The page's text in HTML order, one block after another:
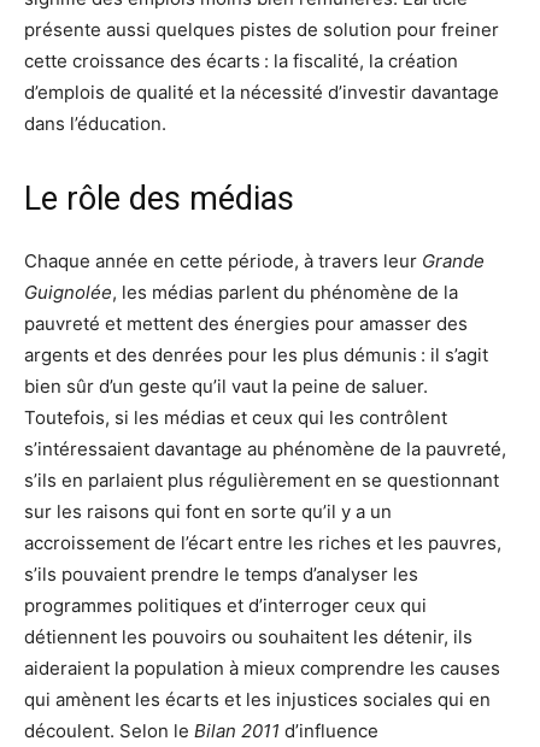
présente aussi quelques pistes de solution pour freiner
cette croissance des écarts : la fiscalité, la création
d’emplois de qualité et la nécessité d’investir davantage
dans l’éducation.
Le rôle des médias
Chaque année en cette période, à travers leur Grande
Guignolée, les médias parlent du phénomène de la
pauvreté et mettent des énergies pour amasser des
argents et des denrées pour les plus démunis : il s’agit
bien sûr d’un geste qu’il vaut la peine de saluer.
Toutefois, si les médias et ceux qui les contrôlent
s’intéressaient davantage au phénomène de la pauvreté,
s’ils en parlaient plus régulièrement en se questionnant
sur les raisons qui font en sorte qu’il y a un
accroissement de l’écart entre les riches et les pauvres,
s’ils pouvaient prendre le temps d’analyser les
programmes politiques et d’interroger ceux qui
détiennent les pouvoirs ou souhaitent les détenir, ils
aideraient la population à mieux comprendre les causes
qui amènent les écarts et les injustices sociales qui en
découlent. Selon le Bilan 2011 d’influence